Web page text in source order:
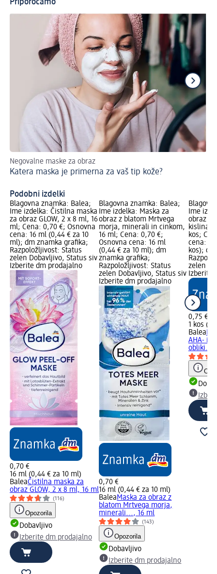
Priporočamo
Negovalne maske za obraz
Katera maska je primerna za vaš tip kože?
Podobni izdelki
Blagovna znamka: Balea;
Ime izdelka: Čistilna maska
za obraz GLOW, 2 x 8 ml, 16
ml; Cena: 0,70 €; Osnovna
cena: 16 ml (0,44 € za 10
ml); dm znamka grafika;
Razpoložljivost: Status
zelen Dobavljivo, Status siv
Izberite dm prodajalno
0,70 €
16 ml (0,44 € za 10 ml)
BaleaČistilna maska za
obraz GLOW, 2 x 8 ml, 16 ml
(116)
Opozorila
Dobavljivo
Izberite dm prodajalno
Blagovna znamka: Balea;
Ime izdelka: Maska za
obraz z blatom Mrtvega
morja, minerali in cinkom,
16 ml; Cena: 0,70 €;
Osnovna cena: 16 ml
(0,44 € za 10 ml); dm
znamka grafika;
Razpoložljivost: Status
zelen Dobavljivo, Status siv
Izberite dm prodajalno
0,70 €
16 ml (0,44 € za 10 ml)
BaleaMaska za obraz z
blatom Mrtvega morja,
minerali..., 16 ml
(143)
Opozorila
Dobavljivo
Izberite dm prodajalno
Ime
obraz z
kos;
cena: 1
kos);
zelen
Izberite
0,75 €
1 kos
Balea
AHA- in
obliki...,